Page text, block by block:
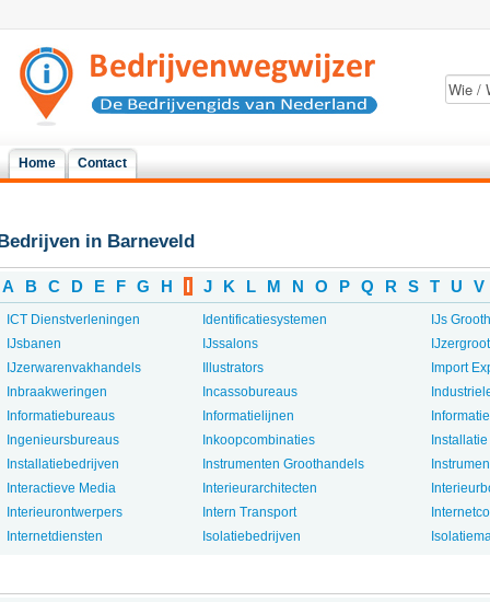
Home Contact
in Barneveld
A B C D E F G H I J K L M N O P Q R S T U V
ICT Dienstverleningen
IJsbanen
IJzerwarenvakhandels
Inbraakweringen
Informatiebureaus
Ingenieursbureaus
Installatiebedrijven
Interactieve Media
Interieurontwerpers
Internetdiensten
Identificatiesystemen
IJssalons
Illustrators
Incassobureaus
Informatielijnen
Inkoopcombinaties
Instrumenten Groothandels
Interieurarchitecten
Intern Transport
Isolatiebedrijven
IJs
Import